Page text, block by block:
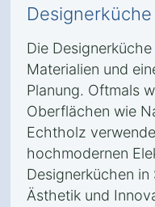
Die
Materialien und
Planung. Oftmals
Oberflächen wie
Echtholz
hochmodernen
Designerküchen
Ästhetik und